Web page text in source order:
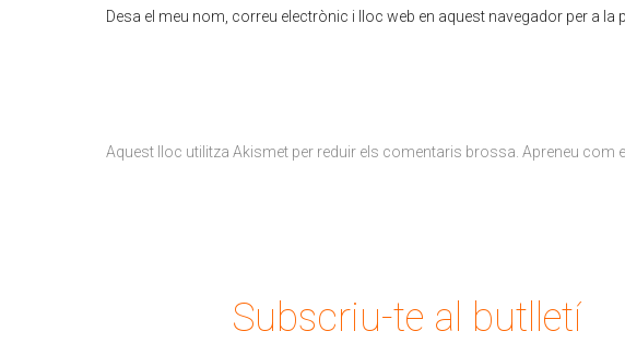
Desa el meu nom, correu electrònic i lloc web en aquest navegador per a la
Aquest lloc utilitza Akismet per reduir els comentaris brossa. Apreneu com
Subscriu-te al butlletí